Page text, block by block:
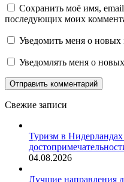
Сохранить моё имя, email
последующих моих
Уведомить меня о новых
Уведомлять меня о
Свежие записи
Туризм в Нидерландах
04.08.2026
Лучшие направления